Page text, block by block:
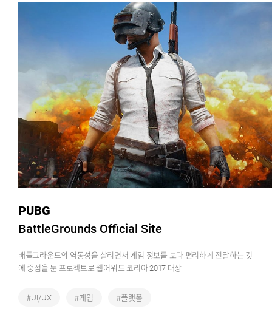
PUBG
BattleGrounds Official Site
배틀그라운드의 역동성을 살리면서 게임 정보를 보다 편리하게 전달하는 것
에 중점을 둔 프로젝트로 웹어워드 코리아 2017 대상
#UI/UX #게임 #플랫폼